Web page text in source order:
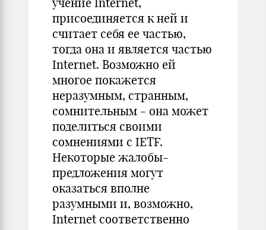
присоединяется к ней и
считает себя ее частью,
тогда она и является частью
Internet. Возможно ей
многое покажется
неразумным, странным,
сомнительным - она может
поделиться своими
сомнениями с IETF.
Некоторые жалобы-
предложения могут
оказаться вполне
разумными и, возможно,
Internet соответственно